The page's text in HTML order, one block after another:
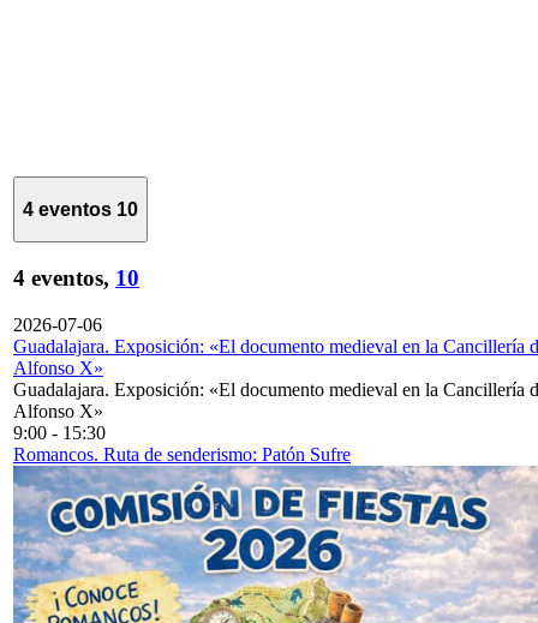
4 eventos 10
4 eventos, 10
2026-07-06
Guadalajara. Exposición: «El documento medieval en la Cancillería
Alfonso X»
Guadalajara. Exposición: «El documento medieval en la Cancillería
Alfonso X»
9:00 - 15:30
Romancos. Ruta de senderismo: Patón Sufre